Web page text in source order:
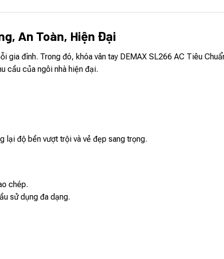
An Toàn, Hiện Đại
gia đình. Trong đó, khóa vân tay DEMAX SL266 AC Tiêu
cầu của ngôi nhà hiện đại.
lại độ bền vượt trội và vẻ đẹp sang trọng.
chép.
sử dụng đa dạng.